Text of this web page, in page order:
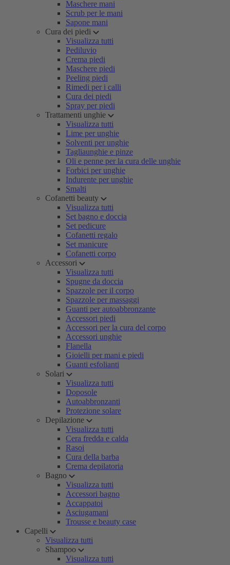
Maschere mani
Scrub per le mani
Sapone mani
Cura dei piedi
Visualizza tutti
Pediluvio
Crema piedi
Maschere piedi
Peeling piedi
Rimedi per i calli
Cura dei piedi
Spray per piedi
Trattamenti unghie
Visualizza tutti
Lime per unghie
Solventi per unghie
Tagliaunghie e pinze
Oli e penne per la cura delle unghie
Forbici per unghie
Indurente per unghie
Smalti
Cofanetti beauty
Visualizza tutti
Set bagno e doccia
Set pedicure
Cofanetti regalo
Set manicure
Cofanetti corpo
Accessori
Visualizza tutti
Spugne da doccia
Spazzole per il corpo
Spazzole per massaggi
Guanti per autoabbronzante
Accessori piedi
Accessori per la cura del corpo
Accessori unghie
Flanella
Gioielli per mani e piedi
Guanti esfolianti
Solari
Visualizza tutti
Doposole
Autoabbronzanti
Protezione solare
Depilazione
Visualizza tutti
Cera fredda e calda
Rasoi
Cura della barba
Crema depilatoria
Bagno
Visualizza tutti
Accessori bagno
Accappatoi
Asciugamani
Trousse e beauty case
Capelli
Visualizza tutti
Shampoo
Visualizza tutti